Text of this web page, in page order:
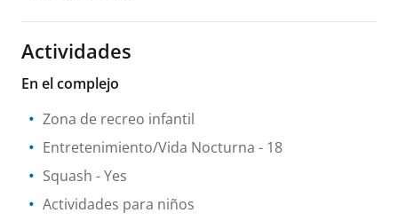
Actividades
En el complejo
Zona de recreo infantil
Entretenimiento/Vida Nocturna - 18
Squash - Yes
Actividades para niños